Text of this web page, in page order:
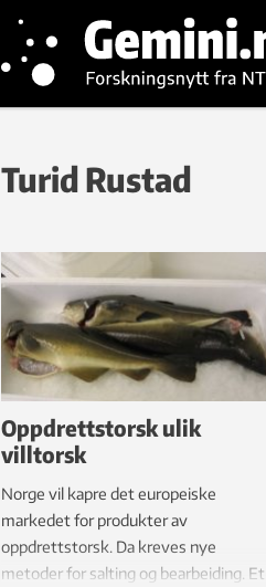
Turid Rustad
Oppdrettstorsk ulik
villtorsk
Norge vil kapre det europeiske
markedet for produkter av
oppdrettstorsk. Da kreves nye
metoder for salting og bearbeiding. Et